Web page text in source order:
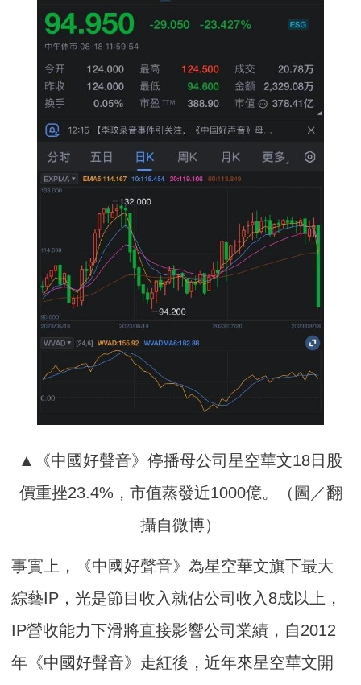
▲《中國好聲音》停播母公司星空華文18日股
價重挫23.4%，市值蒸發近1000億。（圖／翻
攝自微博）
事實上，《中國好聲音》為星空華文旗下最大
綜藝IP，光是節目收入就佔公司收入8成以上，
IP營收能力下滑將直接影響公司業績，自2012
年《中國好聲音》走紅後，近年來星空華文開